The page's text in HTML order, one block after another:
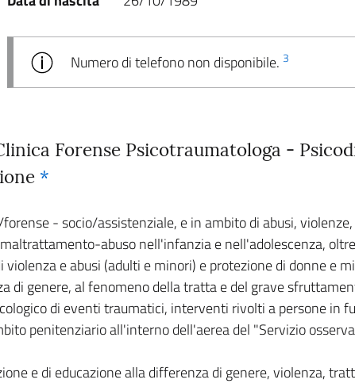
Numero di telefono non disponibile. 3
Forense Psicotraumatologa -
*
- socio/assistenziale, e in ambito di abusi,
abuso nell'infanzia e nell'adolescenza,
e abusi (adulti e minori) e protezione di donne e
di genere, al fenomeno della tratta e del grave
di eventi traumatici, interventi rivolti a persone
penitenziario all'interno dell'aerea del "Servizio
e di educazione alla differenza di genere, violenza,